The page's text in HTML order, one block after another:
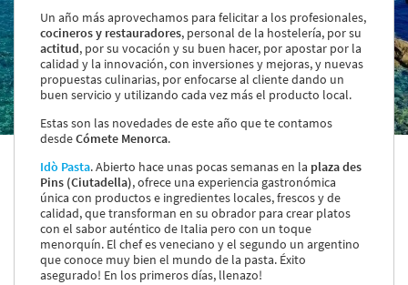
Ideal para
¿Tienes un restaurante?
Quiénes somos
Incluye tu restaurante
Blog
Información legal
Términos y condiciones
Pago seguro
Avisos legales
Privacidad y cookies
Un año más aprovechamos para felicitar a los profesionales,
cocineros y restauradores, personal de la hostelería, por su
actitud, por su vocación y su buen hacer, por apostar por la
calidad y la innovación, con inversiones y mejoras, y nuevas
propuestas culinarias, por enfocarse al cliente dando un
buen servicio y utilizando cada vez más el producto local.
Estas son las novedades de este año que te contamos
desdeCómete Menorca.
Idò Pasta. Abierto hace unas pocas semanas en la plaza des
Pins (Ciutadella), ofrece una experiencia gastronómica
única con productos e ingredientes locales, frescos y de
calidad, que transforman en su obrador para crear platos
con el sabor auténtico de Italia pero con un toque
menorquín. El chef es veneciano y el segundo un argentino
que conoce muy bien el mundo de la pasta. Éxito
asegurado! En los primeros días, llenazo!